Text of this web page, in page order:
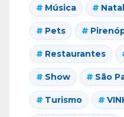
Música Natal
Pets
Restaurantes
Show São
Turismo